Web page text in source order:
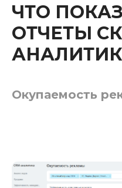
ЧТО
ОТЧЕТЫ
Окупаемость